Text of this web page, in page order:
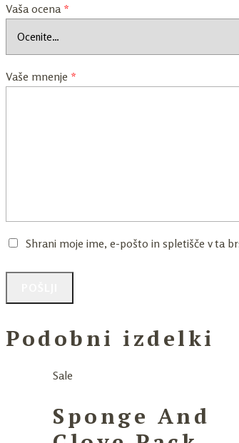
Vaša ocena *
Vaše mnenje *
Shrani moje ime, e-pošto in spletišče v ta
Podobni izdelki
Sale
Sponge And